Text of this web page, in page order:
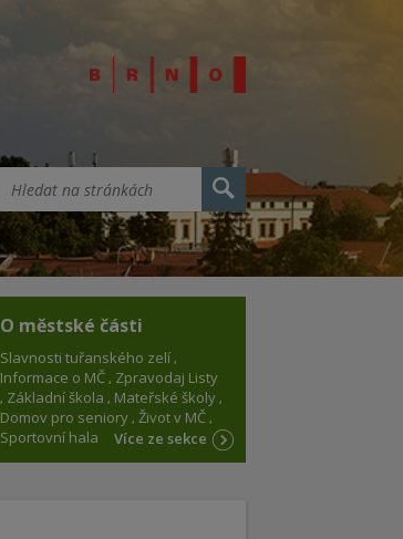
O městské části
Slavnosti tuřanského zelí
Informace o MČ Zpravodaj Listy
Základní škola
Mateřské školy
Domov pro seniory Život v MČ
Sportovní hala
Více ze sekce